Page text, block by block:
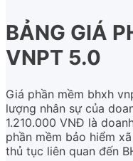
BẢNG GIÁ
VNPT 5.0
Giá phần mềm bhxh
lượng nhân sự của
1.210.000 VNĐ là
phần mềm bảo hiểm
thủ tục liên quan đến